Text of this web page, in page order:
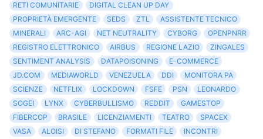
RETI COMUNITARIE
DIGITAL CLEAN UP DAY
PROPRIETÀ EMERGENTE
SEDS ZTL
ASSISTENTE TECNICO
MINERALI
ARC-AGI NET NEUTRALITY CYBORG
OPENPNRR
REGISTRO ELETTRONICO
AIRBUS REGIONE LAZIO
ZINGALES
SENTIMENT ANALYSIS
DATAPOISONING
E-COMMERCE
JD.COM
MEDIAWORLD VENEZUELA DDI
MONITORA PA
SCIENZE
NETFLIX LOCKDOWN FSFE PSN
LEONARDO
SOGEI
LYNX CYBERBULLISMO REDDIT
GAMESTOP
FIBERCOP
BRASILE LICENZIAMENTI TEATRO
SPACEX
VASA
ALOISI DI STEFANO FORMATI FILE INCONTRI